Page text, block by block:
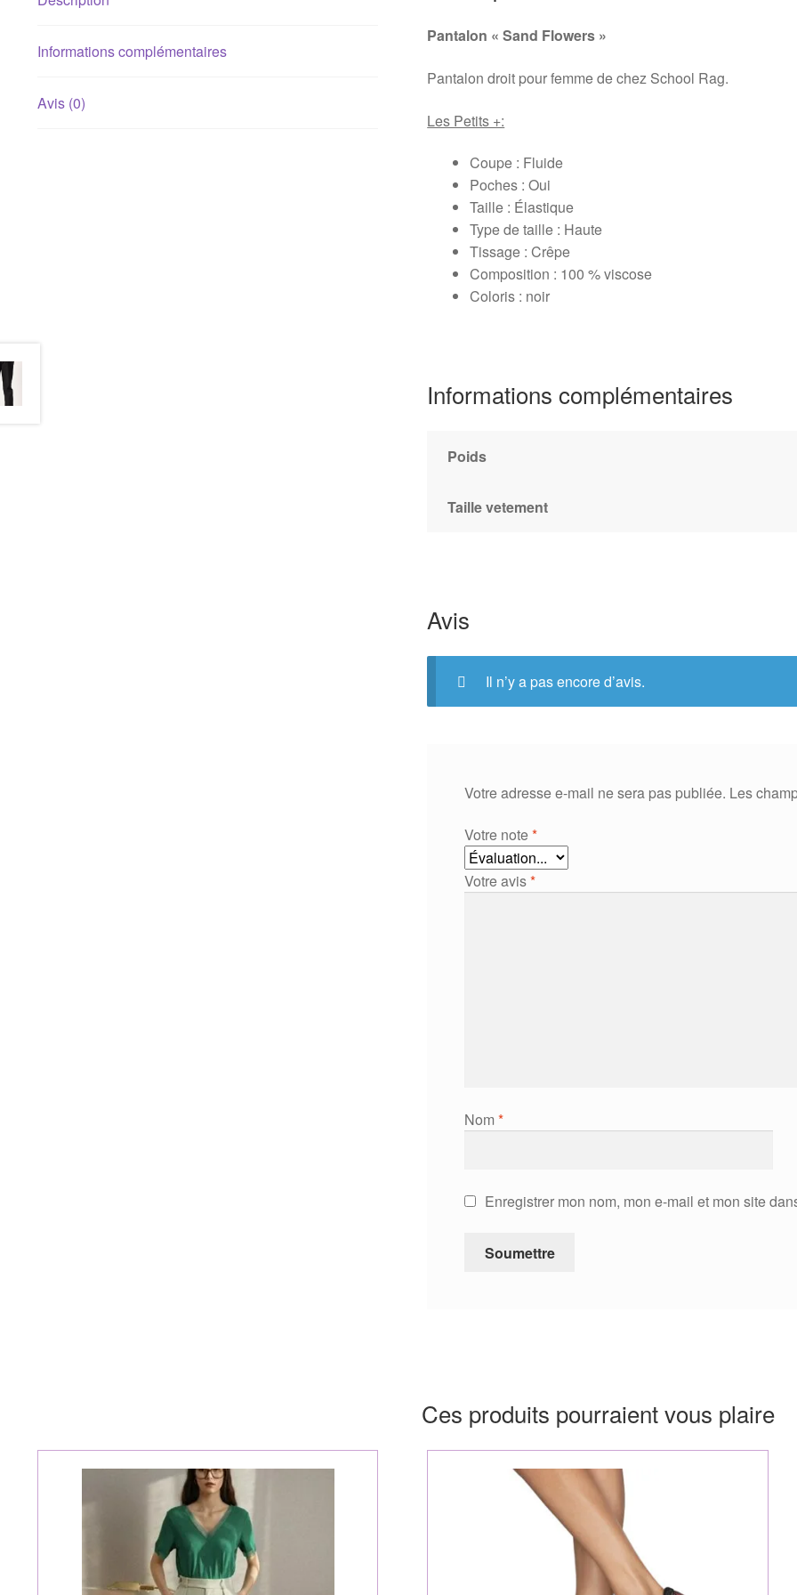
Informations complémentaires
Avis (0)
Pantalon « Sand Flowers »
Pantalon droit pour femme de chez School Rag.
Les Petits +:
Coupe : Fluide
Poches : Oui
Taille : Élastique
Type de taille : Haute
Tissage : Crêpe
Composition : 100 % viscose
Coloris : noir
Informations complémentaires
Poids
Taille vetement
Avis
Il n’y a pas encore d’avis.
Votre adresse e-mail ne sera pas publiée. Les
Votre note*
Votre avis*
Nom*
Enregistrer mon nom, mon e-mail et mon site
Ces produits pourraient vous plaire